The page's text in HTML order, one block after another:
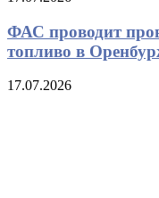
ФАС проводит
топливо в
17.07.2026